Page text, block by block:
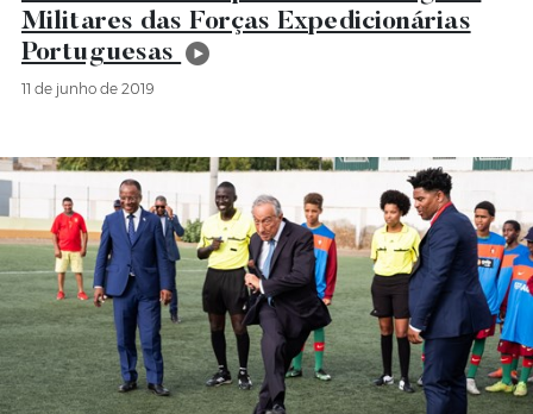
Militares das Forças Expedicionárias
Portuguesas
11 de junho de 2019